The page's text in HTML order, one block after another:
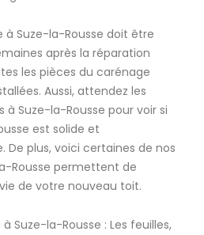
à Suze-la-Rousse doit être
après la réparation
les pièces du carénage
Aussi, attendez les
Suze-la-Rousse pour voir si
est solide et
plus, voici certaines de nos
Rousse permettent de
de votre nouveau toit.
Suze-la-Rousse : Les feuilles,